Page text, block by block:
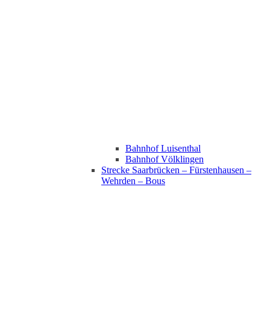
Bahnhof Luisenthal
Bahnhof Völklingen
Strecke Saarbrücken – Fürstenhausen –
Wehrden – Bous